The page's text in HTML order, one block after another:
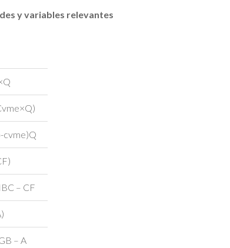
y variables relevantes
cvme)Q
– CF
– A